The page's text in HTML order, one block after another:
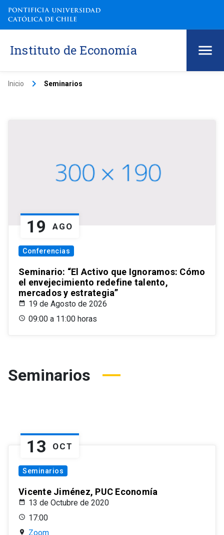
Instituto de Economía
Inicio keyboard_arrow_right Seminarios
19 AGO
Conferencias
Seminario: “El Activo que Ignoramos: Cómo
el envejecimiento redefine talento,
mercados y estrategia”
19 de Agosto de 2026
09:00 a 11:00 horas
Seminarios
13 OCT
Seminarios
Vicente Jiménez, PUC Economía
13 de Octubre de 2020
17:00
Zoom